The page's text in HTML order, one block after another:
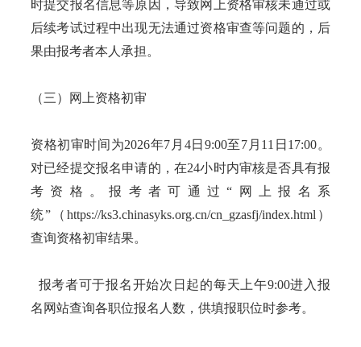
时提交报名信息等原因，导致网上资格审核未通过或
后续考试过程中出现无法通过资格审查等问题的，后
果由报考者本人承担。
（三）网上资格初审
资格初审时间为2026年7月4日9:00至7月11日17:00。
对已经提交报名申请的，在24小时内审核是否具有报
考资格。报考者可通过“网上报名系
统”（https://ks3.chinasyks.org.cn/cn_gzasfj/index.html）
查询资格初审结果。
报考者可于报名开始次日起的每天上午9:00进入报
名网站查询各职位报名人数，供填报职位时参考。